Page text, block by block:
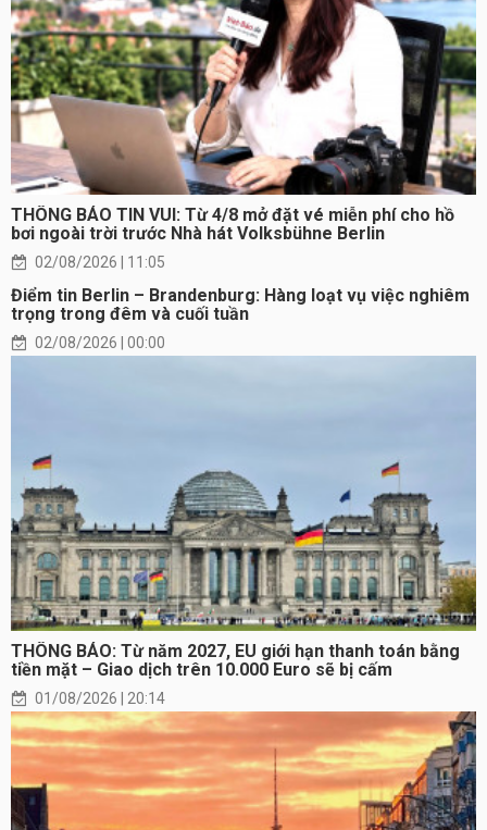
THÔNG BÁO TIN VUI: Từ 4/8 mở đặt vé miễn phí cho hồ
bơi ngoài trời trước Nhà hát Volksbühne Berlin
02/08/2026 | 11:05
Điểm tin Berlin – Brandenburg: Hàng loạt vụ việc nghiêm
trọng trong đêm và cuối tuần
02/08/2026 | 00:00
THÔNG BÁO: Từ năm 2027, EU giới hạn thanh toán bằng
tiền mặt – Giao dịch trên 10.000 Euro sẽ bị cấm
01/08/2026 | 20:14